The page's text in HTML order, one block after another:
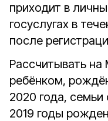
приходит в
госуслугах в
после
Рассчитывать
ребёнком,
2020 года,
2019 годы